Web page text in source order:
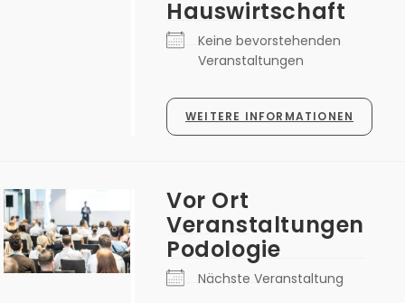
Hauswirtschaft
Keine bevorstehenden
Veranstaltungen
WEITERE INFORMATIONEN
Vor Ort
Veranstaltungen
Podologie
Nächste Veranstaltung